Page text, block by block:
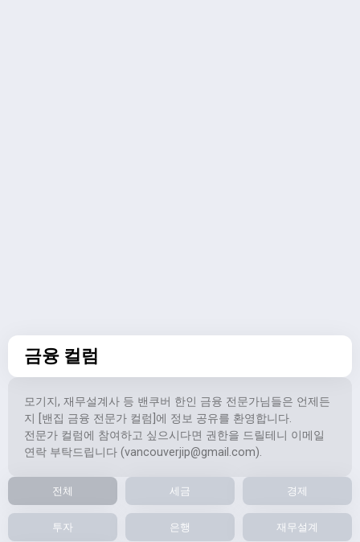
금융 컬럼
모기지, 재무설계사 등 밴쿠버 한인 금융 전문가님들은 언제든
지 [밴집 금융 전문가 컬럼]에 정보 공유를 환영합니다.
전문가 컬럼에 참여하고 싶으시다면 권한을 드릴테니 이메일
연락 부탁드립니다 (vancouverjip@gmail.com).
전체 세금 경제
투자 은행 재무설계